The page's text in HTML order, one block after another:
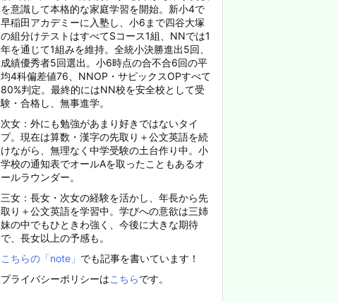
を意識して本格的な家庭学習を開始。新小4で
早稲田アカデミーに入塾し、小6まで四谷大塚
の組分けテストはすべてSコース1組、NNでは1
年を通じて1組みを維持。全統小決勝進出5回、
成績優秀者5回選出。小6時点の合不合6回の平
均4科偏差値76、NNOP・サピックスOPすべて
80%判定。最終的にはNN校を安全校として受
験・合格し、無事進学。
次女：外にも勉強があまり好きではないタイ
プ。現在は算数・漢字の先取り＋公文英語を続
けながら、無理なく中学受験の土台作り中。小
学校の通知表でオールAを取ったこともあるオ
ールラウンダー。
三女：長女・次女の経験を活かし、年長から先
取り＋公文英語を学習中。学びへの意欲は三姉
妹の中でもひときわ強く、今後に大きな期待
で、長女以上の予感も。
こちらの「note」 でも記事を書いています！
プライバシーポリシーはこちらです。